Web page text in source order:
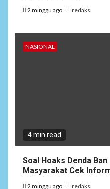
2 minggu ago redaksi
NASIONAL
4 min read
Soal Hoaks Denda
Masyarakat Cek
2 minggu ago redaksi